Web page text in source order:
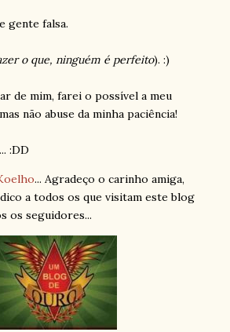
gente falsa.
o que, ninguém é perfeito). :)
de mim, farei o possível a meu
não abuse da minha paciência!
:DD
... Agradeço o carinho amiga,
a todos os que visitam este blog
os seguidores...